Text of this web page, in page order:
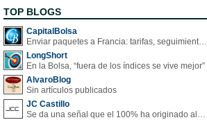
TOP BLOGS
CapitalBolsa
Enviar paquetes a Francia: tarifas, seguimiento y ventajas destacadas
LongShort
En la Bolsa, “fuera de los índices se vive mejor”
AlvaroBlog
Sin artículos publicados
JC Castillo
Se da una señal que el 100% ha originado alzas en las bolsas